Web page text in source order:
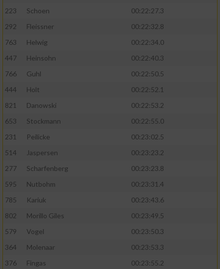
223
Schoen
00:22:27.3
292
Fleissner
00:22:32.8
763
Helwig
00:22:34.0
447
Heinsohn
00:22:40.3
766
Guhl
00:22:50.5
444
Holt
00:22:52.1
821
Danowski
00:22:53.2
653
Stockmann
00:22:55.0
231
Peilicke
00:23:02.5
514
Jaspersen
00:23:23.2
277
Scharfenberg
00:23:23.8
595
Nutbohm
00:23:31.4
785
Kariuk
00:23:43.6
802
Morillo Giles
00:23:49.5
579
Vogel
00:23:50.3
364
Molenaar
00:23:53.3
376
Fingas
00:23:55.2